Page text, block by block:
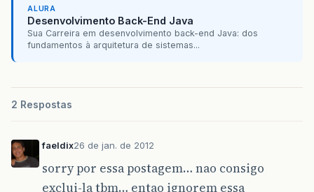
ALURA
Desenvolvimento Back-End Java
Sua Carreira em desenvolvimento back-end Java: dos
fundamentos à arquitetura de sistemas...
2 Respostas
faeldix26 de jan. de 2012
sorry por essa postagem… nao consigo
exclui-la tbm… entao ignorem essa